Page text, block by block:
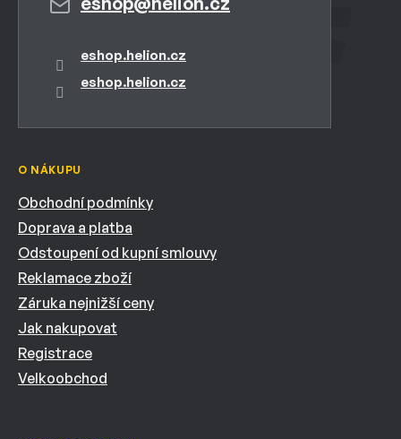
eshop.helion.cz
eshop.helion.cz
O NÁKUPU
Obchodní podmínky
Doprava a platba
Odstoupení od kupní smlouvy
Reklamace zboží
Záruka nejnižší ceny
Jak nakupovat
Registrace
Velkoobchod